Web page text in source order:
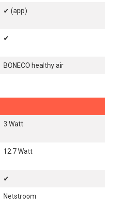
✔ (app)
✔
BONECO healthy air
3 Watt
12.7 Watt
✔
Netstroom